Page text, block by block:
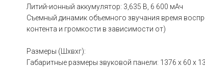
Литий-ионный аккумулятор: 3,635 В, 6 600 мАч
Съемный динамик объемного звучания время
контента и громкости в зависимости от)
Размеры (Шхвхг):
Габаритные размеры звуковой панели: 1376 x 60 x